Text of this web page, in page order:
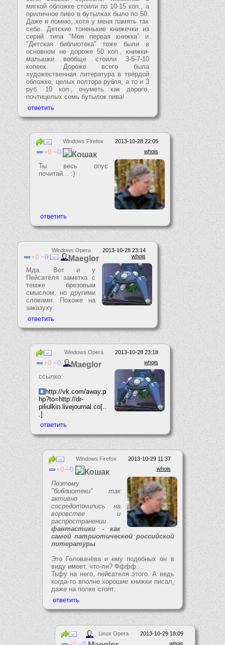
мягкой обложке стоили по 10-15 коп., а
приличное пиво в бутылках было по 50.
Даже я помню, хотя у меня память так
себе. Детские тоненькие книжечки из
серий типа "Моя первая книжка" и
"Детская библиотека" тоже были в
основном не дороже 50 коп., книжки-
малышки вообще стоили 3-5-7-10
копеек. Дороже всего была
художественная литература в твёрдой
обложке, целых полтора рубля, а то и 3
руб. 10 коп., очуметь как дорого,
почтицелых семь бутылок пива!
2013-10-28 22:05
Windows Firefox
whois
0 0 Кошак
Ты весь опус
почитай... :)
2013-10-28 23:14
Windows Opera
whois
0 0 Maeglor
Мда. Вот и у
Пейсателя заметка с
темже брезовым
смыслом, но другими
словами. Похоже на
заказуху.
2013-10-28 23:18
Windows Opera
whois
0 0 Maeglor
ссылко:
http://vk.com/away.p
hp?to=http://dr-
piliulkin.livejournal.co[..
.]
2013-10-29 11:37
Windows Firefox
whois
0 0 Кошак
Поэтому
"библиотеки" так
активно
сосредоточились на
воровстве и
распространении
фантастики - как
самой патриотической российской
литературы
Это Головачёва и ему подобных он в
виду имеет, что-ли? Фффф....
Тьфу на него, пейсателя этого. А ведь
когда-то вполне хорошие книжки писал,
даже на полке стоят.
2013-10-29 18:09
Linux Opera
whois